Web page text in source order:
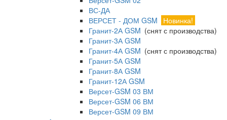
ВС-ДА
ВЕРСЕТ - ДОМ GSM
Новинка!
Гранит-2А GSM (снят с производства)
Гранит-3А GSM
Гранит-4А GSM (снят с производства)
Гранит-5А GSM
Гранит-8А GSM
Гранит-12А GSM
Версет-GSM 03 ВМ
Версет-GSM 06 ВМ
Версет-GSM 09 ВМ